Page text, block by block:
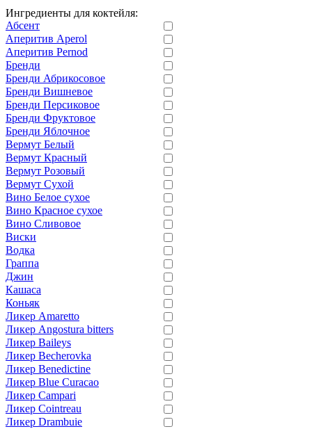
Ингредиенты для коктейля:
Абсент
Аперитив Aperol
Аперитив Pernod
Бренди
Бренди Абрикосовое
Бренди Вишневое
Бренди Персиковое
Бренди Фруктовое
Бренди Яблочное
Вермут Белый
Вермут Красный
Вермут Розовый
Вермут Сухой
Вино Белое сухое
Вино Красное сухое
Вино Сливовое
Виски
Водка
Граппа
Джин
Кашаса
Коньяк
Ликер Amaretto
Ликер Angostura bitters
Ликер Baileys
Ликер Becherovka
Ликер Benedictine
Ликер Blue Curacao
Ликер Campari
Ликер Cointreau
Ликер Drambuie